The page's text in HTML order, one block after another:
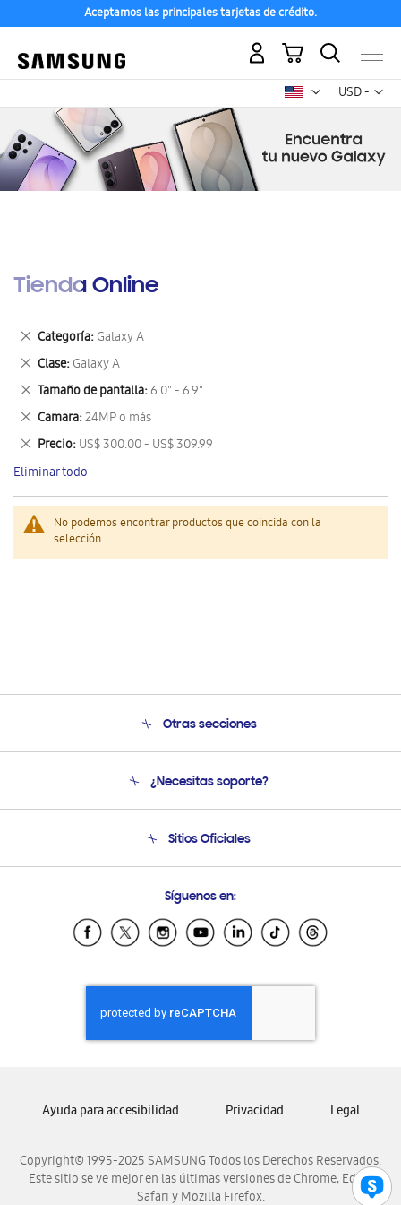
Aceptamos las principales tarjetas de crédito.
USD -
dólar
Mi carrito
Tienda Online
No podemos encontrar productos que coincida con la
selección.
Categoría Galaxy A
Eliminar
este
artículo
Clase Galaxy A
Eliminar
este
artículo
Tamaño de pantalla 6.0" - 6.9"
Eliminar
este
artículo
Camara 24MP o más
Eliminar
este
artículo
Precio US$ 300.00 - US$ 309.99
Eliminar
este
artículo
Eliminar todo
Otras secciones
Soporte
Condiciones de Compra
¿Necesitas soporte?
Soporte vía eMail
Sitios Oficiales
Samsung Ecuador
Samsung El Salvador
Samsung Honduras
Samsung Nicaragua
Samsung Panamá
Samsung Venezuela
Síguenos en:
Copyright© 1995-2025 SAMSUNG Todos los Derechos Reservados.
Este sitio se ve mejor en las últimas versiones de Chrome, Edge,
Safari y Mozilla Firefox.
Ayuda para accesibilidad Privacidad Legal